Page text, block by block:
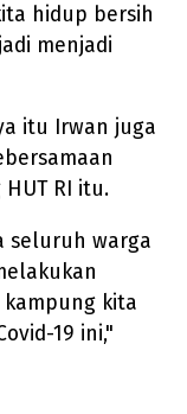
hidup bersih
menjadi
itu Irwan juga
RI itu.
seluruh warga
kampung kita
19 ini,"